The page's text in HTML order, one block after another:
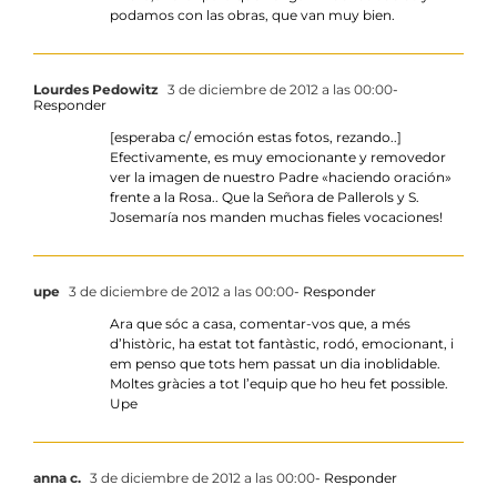
podamos con las obras, que van muy bien.
Lourdes Pedowitz 3 de diciembre de 2012 a las 00:00-
Responder
[esperaba c/ emoción estas fotos, rezando..]
Efectivamente, es muy emocionante y removedor
ver la imagen de nuestro Padre «haciendo oración»
frente a la Rosa.. Que la Señora de Pallerols y S.
Josemaría nos manden muchas fieles vocaciones!
upe 3 de diciembre de 2012 a las 00:00- Responder
Ara que sóc a casa, comentar-vos que, a més
d’històric, ha estat tot fantàstic, rodó, emocionant, i
em penso que tots hem passat un dia inoblidable.
Moltes gràcies a tot l’equip que ho heu fet possible.
Upe
anna c. 3 de diciembre de 2012 a las 00:00- Responder